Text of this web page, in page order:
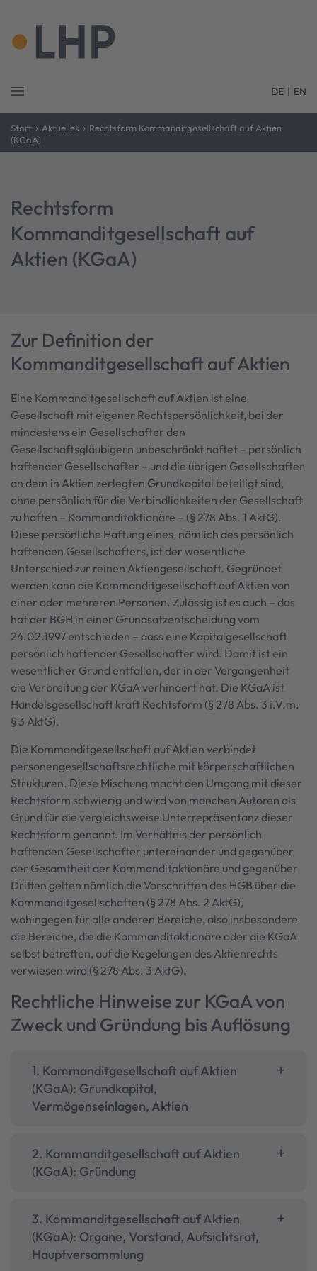
DE | EN
Start › Aktuelles › Rechtsform Kommanditgesellschaft auf Aktien
(KGaA)
Rechtsform
Kommanditgesellschaft auf
Aktien (KGaA)
Zur Definition der
Kommanditgesellschaft auf Aktien
Eine Kommanditgesellschaft auf Aktien ist eine
Gesellschaft mit eigener Rechtspersönlichkeit, bei der
mindestens ein Gesellschafter den
Gesellschaftsgläubigern unbeschränkt haftet – persönlich
haftender Gesellschafter – und die übrigen Gesellschafter
an dem in Aktien zerlegten Grundkapital beteiligt sind,
ohne persönlich für die Verbindlichkeiten der Gesellschaft
zu haften – Kommanditaktionäre – (§ 278 Abs. 1 AktG).
Diese persönliche Haftung eines, nämlich des persönlich
haftenden Gesellschafters, ist der wesentliche
Unterschied zur reinen Aktiengesellschaft. Gegründet
werden kann die Kommanditgesellschaft auf Aktien von
einer oder mehreren Personen. Zulässig ist es auch – das
hat der BGH in einer Grundsatzentscheidung vom
24.02.1997 entschieden – dass eine Kapitalgesellschaft
persönlich haftender Gesellschafter wird. Damit ist ein
wesentlicher Grund entfallen, der in der Vergangenheit
die Verbreitung der KGaA verhindert hat. Die KGaA ist
Handelsgesellschaft kraft Rechtsform (§ 278 Abs. 3 i.V.m.
§ 3 AktG).
Die Kommanditgesellschaft auf Aktien verbindet
personengesellschaftsrechtliche mit körperschaftlichen
Strukturen. Diese Mischung macht den Umgang mit dieser
Rechtsform schwierig und wird von manchen Autoren als
Grund für die vergleichsweise Unterrepräsentanz dieser
Rechtsform genannt. Im Verhältnis der persönlich
haftenden Gesellschafter untereinander und gegenüber
der Gesamtheit der Kommanditaktionäre und gegenüber
Dritten gelten nämlich die Vorschriften des HGB über die
Kommanditgesellschaften (§ 278 Abs. 2 AktG),
wohingegen für alle anderen Bereiche, also insbesondere
die Bereiche, die die Kommanditaktionäre oder die KGaA
selbst betreffen, auf die Regelungen des Aktienrechts
verwiesen wird (§ 278 Abs. 3 AktG).
Rechtliche Hinweise zur KGaA von
Zweck und Gründung bis Auflösung
1. Kommanditgesellschaft auf Aktien
(KGaA): Grundkapital,
Vermögenseinlagen, Aktien
2. Kommanditgesellschaft auf Aktien
(KGaA): Gründung
3. Kommanditgesellschaft auf Aktien
(KGaA): Organe, Vorstand, Aufsichtsrat,
Hauptversammlung